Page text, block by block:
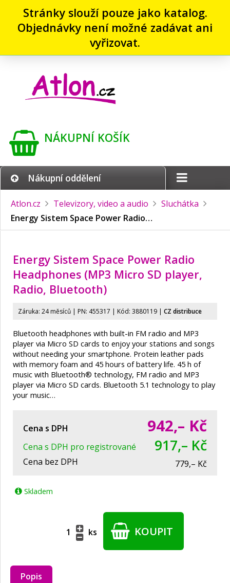
Stránky slouží pouze jako katalog.
Objednávky není možné zadávat ani
vyřizovat.
NÁKUPNÍ KOŠÍK
Nákupní oddělení
Atlon.cz Televizory, video a audio
Sluchátka
Energy Sistem Space Power Radio…
Energy Sistem Space Power Radio
Headphones (MP3 Micro SD player,
Radio, Bluetooth)
Záruka: 24 měsíců | PN: 455317 | Kód: 3880119 | CZ distribuce
Bluetooth headphones with built-in FM radio and MP3
player via Micro SD cards to enjoy your stations and songs
without needing your smartphone. Protein leather pads
with memory foam and 45 hours of battery life. 45 h of
music with Bluetooth® technology, FM radio and MP3
player via Micro SD cards. Bluetooth 5.1 technology to play
your music…
Cena s DPH 942,– Kč
Cena s DPH pro registrované 917,– Kč
Cena bez DPH 779,– Kč
Skladem
ks KOUPIT
Popis